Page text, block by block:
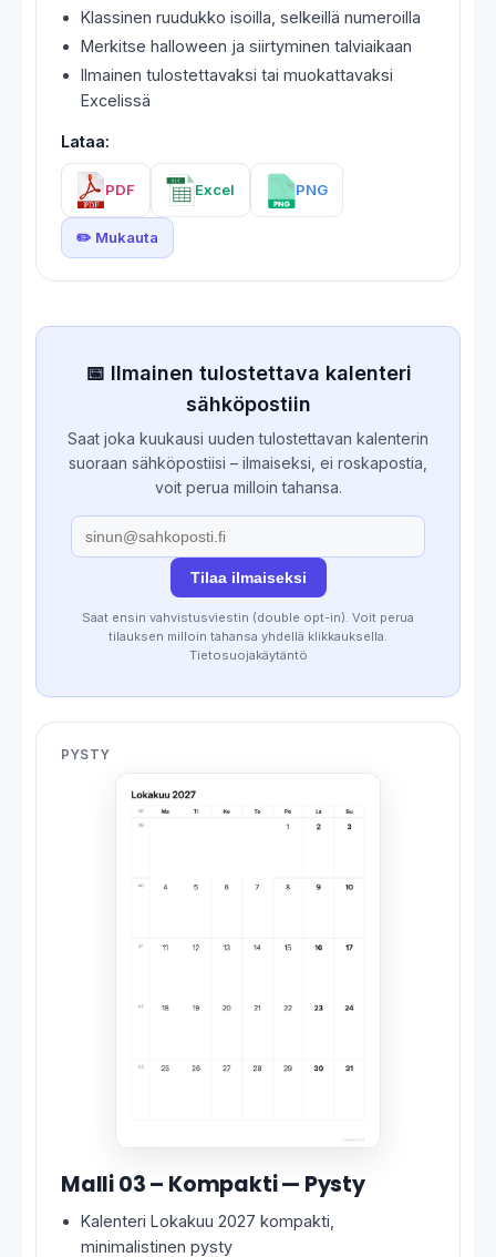
Klassinen ruudukko isoilla, selkeillä numeroilla
Merkitse halloween ja siirtyminen talviaikaan
Ilmainen tulostettavaksi tai muokattavaksi
Excelissä
Lataa:
PDF Excel PNG
✏️ Mukauta
📅 Ilmainen tulostettava kalenteri
sähköpostiin
Saat joka kuukausi uuden tulostettavan kalenterin
suoraan sähköpostiisi – ilmaiseksi, ei roskapostia,
voit perua milloin tahansa.
Tilaa ilmaiseksi
Saat ensin vahvistusviestin (double opt-in). Voit perua
tilauksen milloin tahansa yhdellä klikkauksella.
Tietosuojakäytäntö
PYSTY
Malli 03 – Kompakti — Pysty
Kalenteri Lokakuu 2027 kompakti,
minimalistinen pysty